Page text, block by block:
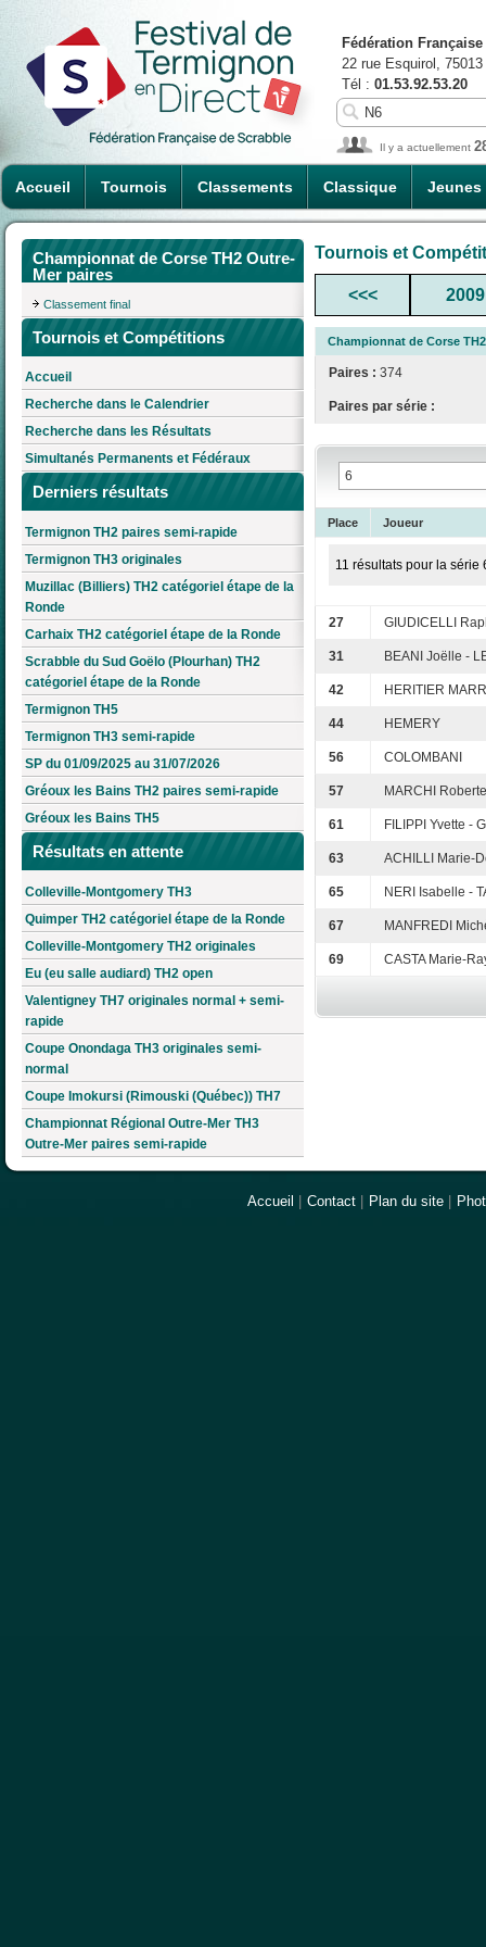
Accueil Tournois Classements Classique Jeunes
Fédération
22 rue Esquirol,
Tél : 01.53.92.53.20
Il y a actuellement
Championnat de Corse TH2 Outre-
Mer paires
Classement final
Tournois et Compétitions
Accueil
Recherche dans le Calendrier
Recherche dans les Résultats
Simultanés Permanents et Fédéraux
Derniers résultats
Termignon TH2 paires semi-rapide
Termignon TH3 originales
Muzillac (Billiers) TH2 catégoriel étape de la
Ronde
Carhaix TH2 catégoriel étape de la Ronde
Scrabble du Sud Goëlo (Plourhan) TH2
catégoriel étape de la Ronde
Termignon TH5
Termignon TH3 semi-rapide
SP du 01/09/2025 au 31/07/2026
Gréoux les Bains TH2 paires semi-rapide
Gréoux les Bains TH5
Résultats en attente
Colleville-Montgomery TH3
Quimper TH2 catégoriel étape de la Ronde
Colleville-Montgomery TH2 originales
Eu (eu salle audiard) TH2 open
Valentigney TH7 originales normal + semi-
rapide
Coupe Onondaga TH3 originales semi-
normal
Coupe Imokursi (Rimouski (Québec)) TH7
Championnat Régional Outre-Mer TH3
Outre-Mer paires semi-rapide
Tournois et
<<< 2009
Championnat de Corse
Paires : 374
Paires par série :
Place Joueur
11 résultats pour la série
27 GIUDICELLI
31 BEANI Joëlle -
42 HERITIER
44 HEMERY
56 COLOMBANI
57 MARCHI
61 FILIPPI Yvette -
63 ACHILLI Marie-
65 NERI Isabelle -
67 MANFREDI
69 CASTA Marie-
Accueil Contact Plan du site